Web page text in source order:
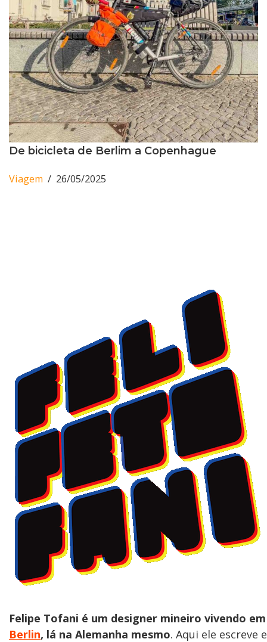
De bicicleta de Berlim a Copenhague
Viagem 26/05/2025
Felipe Tofani é um designer mineiro vivendo em
Berlin, lá na Alemanha mesmo. Aqui ele escreve e